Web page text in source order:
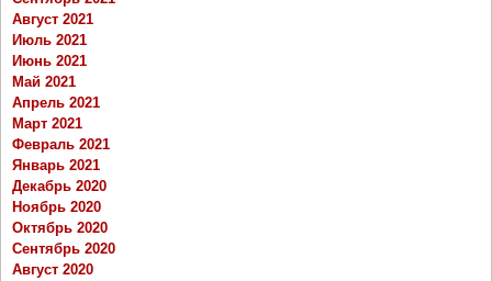
Август 2021
Июль 2021
Июнь 2021
Май 2021
Апрель 2021
Март 2021
Февраль 2021
Январь 2021
Декабрь 2020
Ноябрь 2020
Октябрь 2020
Сентябрь 2020
Август 2020